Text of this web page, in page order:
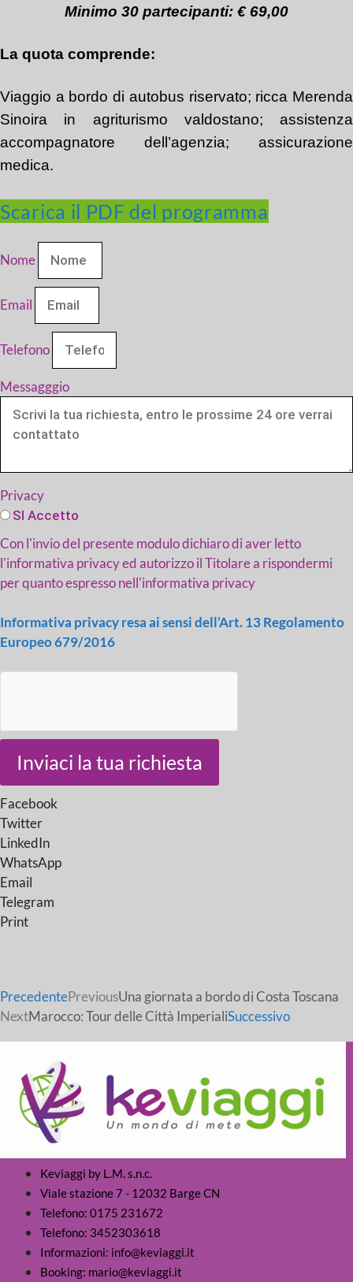
Minimo 30 partecipanti: € 69,00
La quota comprende:
Viaggio a bordo di autobus riservato; ricca Merenda
Sinoira in agriturismo valdostano; assistenza
accompagnatore dell’agenzia; assicurazione
medica.
Scarica il PDF del programma
Nome
Email
Telefono
Messagggio
Privacy
SI Accetto
Con l'invio del presente modulo dichiaro di aver letto
l'informativa privacy ed autorizzo il Titolare a rispondermi
per quanto espresso nell'informativa privacy
Informativa privacy resa ai sensi dell’Art. 13 Regolamento
Europeo 679/2016
Inviaci la tua richiesta
Facebook
Twitter
LinkedIn
WhatsApp
Email
Telegram
Print
PrecedentePreviousUna giornata a bordo di Costa Toscana
NextMarocco: Tour delle Città ImperialiSuccessivo
Keviaggi by L.M. s.n.c.
Viale stazione 7 - 12032 Barge CN
Telefono: 0175 231672
Telefono: 3452303618
Informazioni: info@keviaggi.it
Booking: mario@keviaggi.it